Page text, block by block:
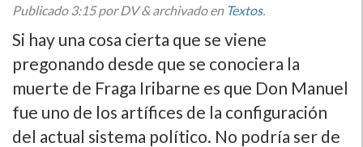
Publicado3:15por DV&archivado en Textos.
Si hay una cosa cierta que se viene
pregonando desde que se conociera la
muerte de Fraga Iribarne es que Don Manuel
fue uno de los artí­fices de la configuración
del actual sistema polí­tico. No podrí­a ser de